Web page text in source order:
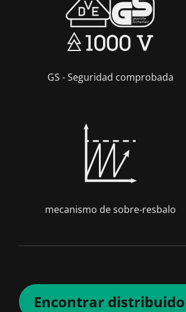
GS - Seguridad comprobada
mecanismo de sobre-resbalo
Encontrar